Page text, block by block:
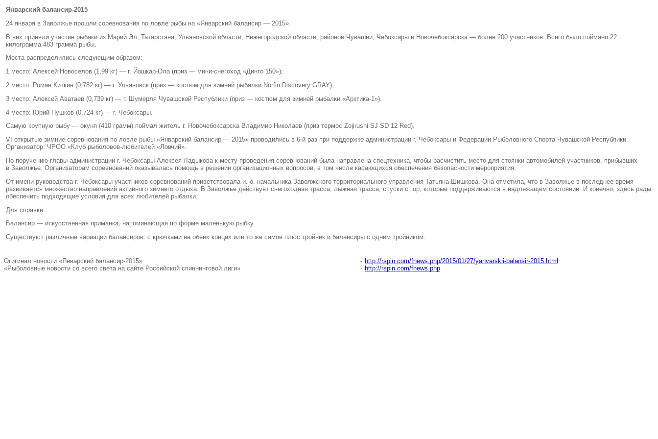
Январский балансир-2015
24 января в Заволжье прошли соревнования по ловле рыбы на «Январский балансир — 2015».
В них приняли участие рыбаки из Марий Эл Татарстана Ульяновской области Нижегородской области районов Чувашии Чебоксары и Новочебоксарска — более 200 участников. Всего было поймано 22
килограмма 483 грамма рыбы.
Места распределились следующим образом:
1 место: Алексей Новоселов (1,99 кг) — г. Йошкар-Ола (приз — мини-снегоход «Динго 150»);
2 место: Роман Киткин (0,782 кг) — г. Ульяновск (приз — костюм для зимней рыбалки Norfin Discovery GRAY);
3 место: Алексей Аватаев (0,739 кг) — г. Шумерля Чувашской Республики (приз — костюм для зимней рыбалки «Арктика-1»).
4 место: Юрий Пушков (0,724 кг) — г. Чебоксары.
Самую крупную рыбу — окуня (410 грамм) поймал житель г. Новочебоксарска Владимир Николаев (приз термос Zojirushi SJ-SD 12 Red).
VI открытые зимние соревнования по ловле рыбы «Январский балансир — 2015» проводились в 6-й раз при поддержке администрации г. Чебоксары и Федерации Рыболовного Спорта Чувашской Республики.
Организатор: ЧРОО «Клуб рыболовов-любителей «Ловчий».
По поручению главы администрации г. Чебоксары Алексея Ладыкова к месту проведения соревнований была направлена спецтехника чтобы расчистить место для стоянки автомобилей участников прибывших
в Заволжье. Организаторам соревнований оказывалась помощь в решении организационных вопросов в том числе касающихся обеспечения безопасности мероприятия.
От имени руководства г. Чебоксары участников соревнований приветствовала и. о. начальника Заволжского территориального управления Татьяна Шишкова. Она отметила что в Заволжье в последнее время
развивается множество направлений активного зимнего отдыха. В Заволжье действует снегоходная трасса лыжная трасса спуски с гор которые поддерживаются в надлежащем состоянии. И конечно здесь рады
обеспечить подходящие условия для всех любителей рыбалки.
Для справки:
Балансир — искусственная приманка, напоминающая по форме маленькую рыбку.
Существуют различные вариации балансиров: с крючками на обеих концах или то же самое плюс тройник и балансиры с одним тройником.
Огигинал новости «Январский балансир-2015» - http://rspin.com/fnews.php/2015/01/27/yanvarskii-balansir-2015.html
«Рыболовные новости со всего света на сайте Российской спиннинговой лиги»
- http://rspin.com/fnews.php